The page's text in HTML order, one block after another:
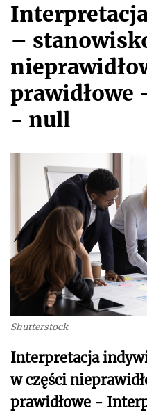
–
prawidłowe
- null
Shutterstock
Interpretacja
w części
prawidłowe -